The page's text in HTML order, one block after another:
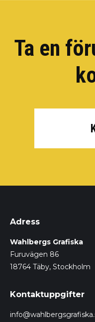
Ta en
Adress
Wahlbergs Grafiska
Furuvägen 86
18764 Täby, Stockholm
Kontaktuppgifter